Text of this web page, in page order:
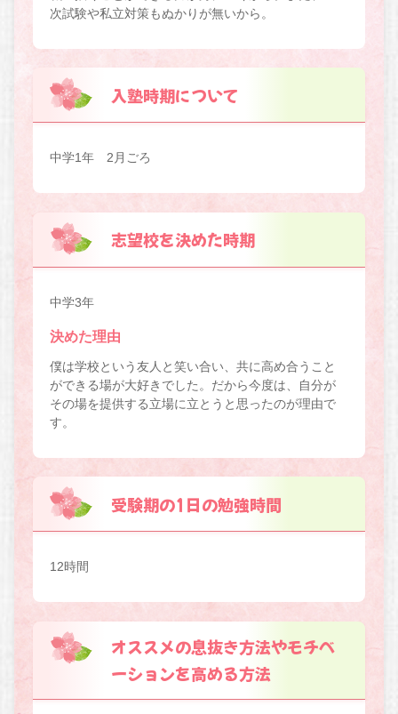
次試験や私立対策もぬかりが無いから。
入塾時期について
中学1年 2月ごろ
志望校を決めた時期
中学3年
決めた理由
僕は学校という友人と笑い合い、共に高め合うこと
ができる場が大好きでした。だから今度は、自分が
その場を提供する立場に立とうと思ったのが理由で
す。
受験期の1日の勉強時間
12時間
オススメの息抜き方法やモチベ
ーションを高める方法